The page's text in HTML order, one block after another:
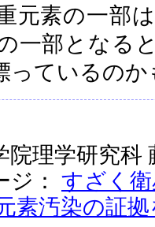
元素の一部
一部となる
っているの
院理学研究科
ジ： すざく
素汚染の証